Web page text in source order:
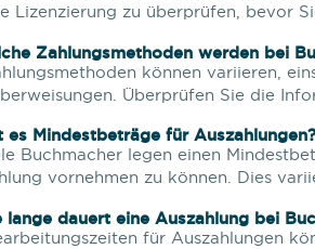
Lizenzierung zu überprüfen, bevor
Zahlungsmethoden werden bei
können variieren,
Überprüfen Sie die
es Mindestbeträge für Auszahlungen?
Buchmacher legen einen
vornehmen zu können. Dies
lange dauert eine Auszahlung bei
für Auszahlungen